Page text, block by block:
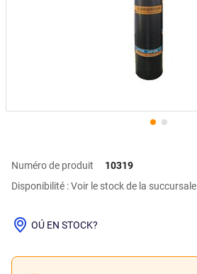
Numéro de produit
10319
Disponibilité : Voir le stock de la succursale
OÚ EN STOCK?